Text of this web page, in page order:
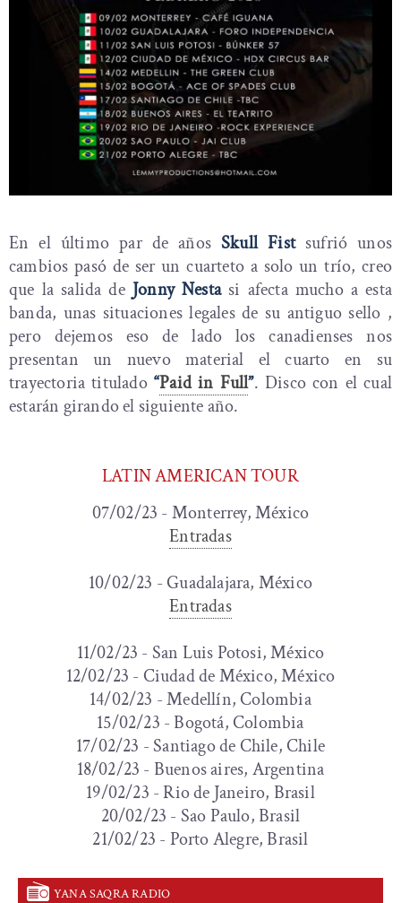
En el último par de añosSkull Fist sufrió unos
cambios pasó de ser un cuarteto a solo un trío, creo
que la salida de Jonny Nestasi afecta mucho a esta
banda, unas situaciones legales de su antiguo sello ,
pero dejemos eso de lado los canadienses nos
presentan un nuevo material el cuarto en su
trayectoria titulado “Paid in Full”. Disco con el cual
estarán girando el siguiente año.
LATIN AMERICAN TOUR
07/02/23 - Monterrey, México
Entradas
10/02/23 - Guadalajara, México
Entradas
11/02/23 - San Luis Potosi, México
12/02/23 - Ciudad de México, México
14/02/23 - Medellín, Colombia
15/02/23 - Bogotá, Colombia
17/02/23 - Santiago de Chile, Chile
18/02/23 - Buenos aires, Argentina
19/02/23 - Rio de Janeiro, Brasil
20/02/23 - Sao Paulo, Brasil
21/02/23 - Porto Alegre, Brasil
YANA SAQRA RADIO